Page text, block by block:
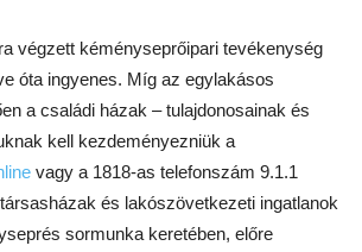
végzett kéményseprőipari tevékenység
óta ingyenes. Míg az egylakásos
a családi házak – tulajdonosainak és
kell kezdeményezniük a
vagy a 1818-as telefonszám 9.1.1
és lakószövetkezeti ingatlanok
sormunka keretében, előre